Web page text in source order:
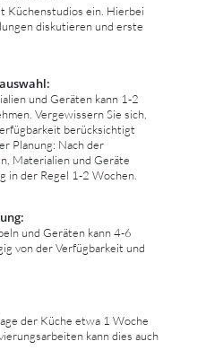
Küchenstudios ein. Hierbei
diskutieren und erste
und Geräten kann 1-2
Vergewissern Sie sich,
berücksichtigt
Planung: Nach der
Materialien und Geräte
in der Regel 1-2 Wochen.
und Geräten kann 4-6
von der Verfügbarkeit und
der Küche etwa 1 Woche
kann dies auch